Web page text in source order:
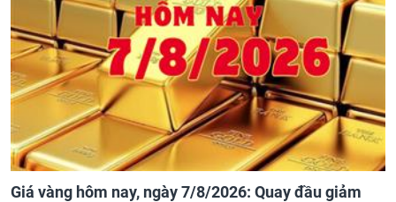
Giá vàng hôm nay, ngày 7/8/2026: Quay đầu giảm